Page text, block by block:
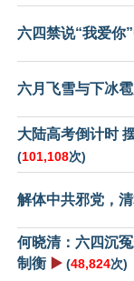
六四禁说“我爱你
六月飞雪与下冰
大陆高考倒计时
(101,108次)
解体中共邪党，
何晓清：六四沉
制衡 ▶️ (48,824次)